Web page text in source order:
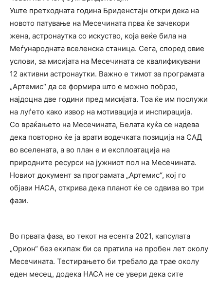
Уште претходната година Бриденстајн откри дека на
новото патување на Месечината прва ќе зачекори
жена, астронаутка со искуство, која веќе била на
Меѓународната вселенска станица. Сега, според овие
услови, за мисијата на Месечината се квалификувани
12 активни астронаутки. Важно е тимот за програмата
„Артемис“ да се формира што е можно побрзо,
најдоцна две години пред мисијата. Тоа ќе им послужи
на луѓето како извор на мотивација и инспирација.
Со враќањето на Месечината, Белата куќа се надева
дека повторно ќе ја врати водечката позиција на САД
во вселената, а во план е и експлоатација на
природните ресурси на јужниот пол на Месечината.
Новиот документ за програмата „Артемис“, кој го
објави НАСА, открива дека планот ќе се одвива во три
фази.
Во првата фаза, во текот на есента 2021, капсулата
„Орион“ без екипаж би се пратила на пробен лет околу
Месечината. Тестирањето би требало да трае околу
еден месец, додека НАСА не се увери дека сите